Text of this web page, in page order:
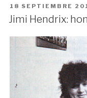
PUBLICADO
EN
18 SEPTIEMBRE
Jimi Hendrix: